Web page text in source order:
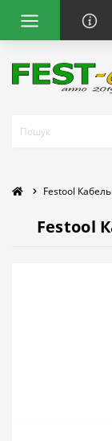
Festool
Festool